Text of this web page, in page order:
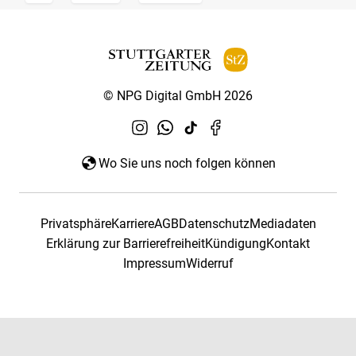
© NPG Digital GmbH 2026
Wo Sie uns noch folgen können
PrivatsphäreKarriereAGBDatenschutzMediadaten
Erklärung zur BarrierefreiheitKündigungKontakt
ImpressumWiderruf